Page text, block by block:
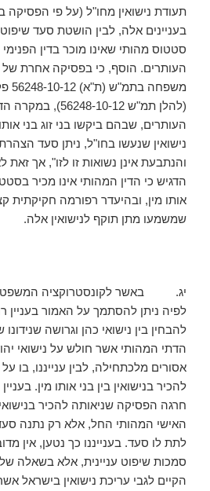
תעודת נישואין מחו"ל (על פי הפסיקה
בעניינים אלה, לבין הושטת סעד
סטטוס מהותי שאינו מוכר בדין
העותרים. הוסף, כי בפסיקה אחרת של
(להלן תמ"ש 56248-
העותרים, שבהם ביקשו בני זוג בני
נישואין שנעשו בחו"ל, ניתן סעד
והנתבעת אינן נשואות זו לזו", אך
הדגיש כי הדין המהותי אינו מכיר
אותו מין, ובהיעדר רפורמה חקיקתית
שמשמעו מתן תוקף לנישואין אלה.
יג. באשר לקונסטרוקציה
לפיה ניתן להסתמך על האמור בעניין
להבחין בין נישואי כהן וגרושה
הדתי המהותי אשר חולש על נישואי
אסורים מלכתחילה, לבין ענייננו, בו
להכיר בנישואין בין בני אותו מין.
חרגה הפסיקה שניאותה להכיר
האישי המהותי החל, אלא רק נתנה
לתת לו סעד. בענייננו כך נטען, אין
סמכות שיפוט עניינית, אלא בשאלה